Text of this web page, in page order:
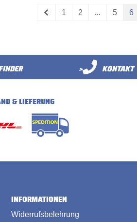
1 2 ... 5 6
> KONTAKT
& LIEFERUNG
INFORMATIONEN
Widerrufsbelehrung